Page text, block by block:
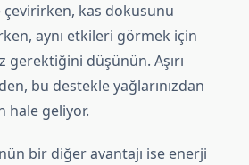
kas dokusunu
aynı etkileri görmek için
gerektiğini düşünün. Aşırı
bu destekle yağlarınızdan
hale geliyor.
bir diğer avantajı ise enerji